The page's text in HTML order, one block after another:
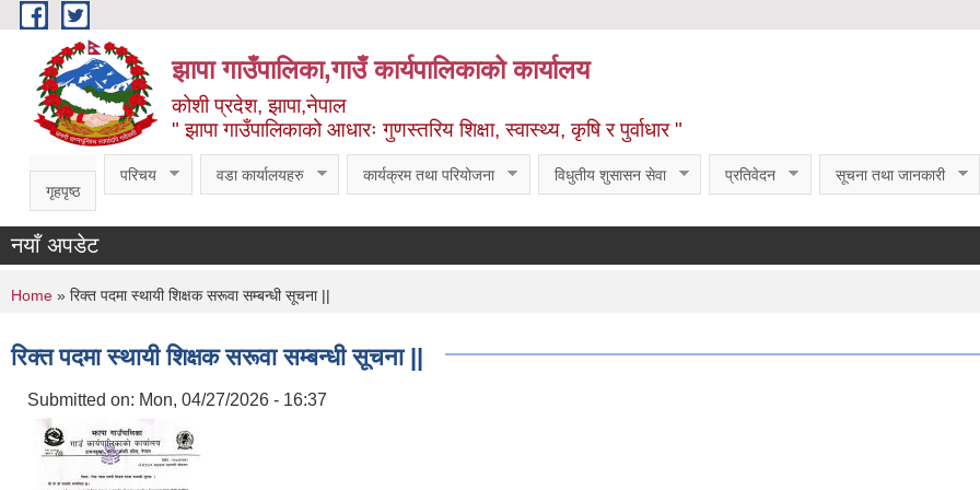
Skip to main content
झापा गाउँपालिका,गाउँ कार्यपालिकाको कार्यालय
कोशी प्रदेश, झापा,नेपाल
" झापा गाउँपालिकाको आधारः गुणस्तरिय शिक्षा, स्वास्थ्य, कृषि र पुर्वाधार "
गृहपृष्ठ
परिचय वडा कार्यालयहरु कार्यक्रम तथा परियोजना विधुतीय शुसासन सेवा प्रतिवेदन सूचना तथा जानकारी
नयाँ अपडेट
You are here
Home » रिक्त पदमा स्थायी शिक्षक सरूवा सम्बन्धी सूचना ||
रिक्त पदमा स्थायी शिक्षक सरूवा सम्बन्धी सूचना ||
Submitted on: Mon, 04/27/2026 - 16:37